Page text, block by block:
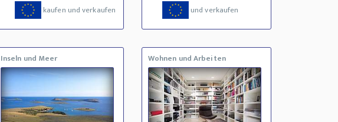
kaufen und verkaufen und verkaufen
Inseln und Meer Wohnen und Arbeiten